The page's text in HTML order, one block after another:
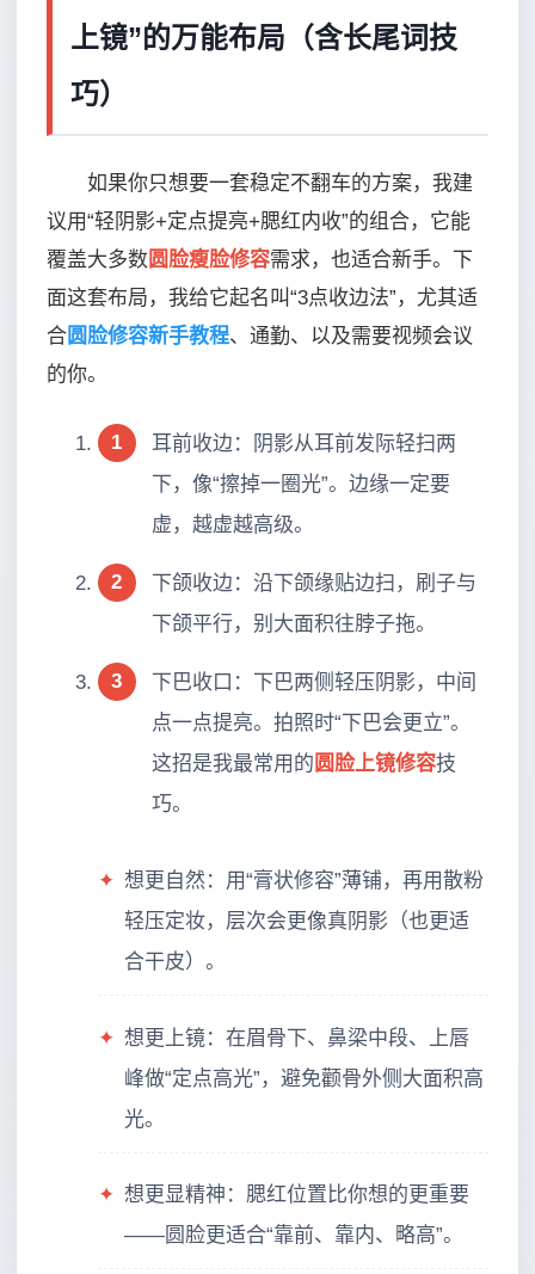
上镜”的万能布局（含长尾词技
巧）
如果你只想要一套稳定不翻车的方案，我建
议用“轻阴影+定点提亮+腮红内收”的组合，它能
覆盖大多数 圆脸瘦脸修容需求，也适合新手。下
面这套布局，我给它起名叫“3点收边法”，尤其适
合圆脸修容新手教程、通勤、以及需要视频会议
的你。
1
耳前收边：阴影从耳前发际轻扫两
下，像“擦掉一圈光”。边缘一定要
虚，越虚越高级。
2
下颌收边：沿下颌缘贴边扫，刷子与
下颌平行，别大面积往脖子拖。
3
下巴收口：下巴两侧轻压阴影，中间
点一点提亮。拍照时“下巴会更立”。
这招是我最常用的 圆脸上镜修容技
巧。
✦ 想更自然：用“膏状修容”薄铺，再用散粉
轻压定妆，层次会更像真阴影（也更适
合干皮）。
✦ 想更上镜：在眉骨下、鼻梁中段、上唇
峰做“定点高光”，避免颧骨外侧大面积高
光。
✦ 想更显精神：腮红位置比你想的更重要
——圆脸更适合“靠前、靠内、略高”。